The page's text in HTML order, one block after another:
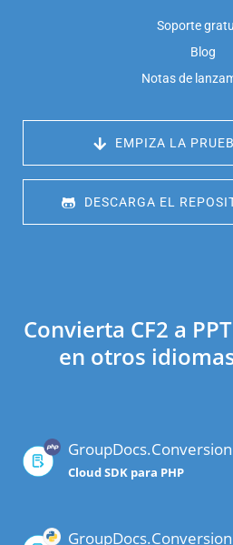
Soporte
Blog
Notas de
EMPIZA LA
DESCARGA EL
Convierta CF2 a
en otros
GroupDocs.Conversion
Cloud SDK para PHP
GroupDocs.Conversion